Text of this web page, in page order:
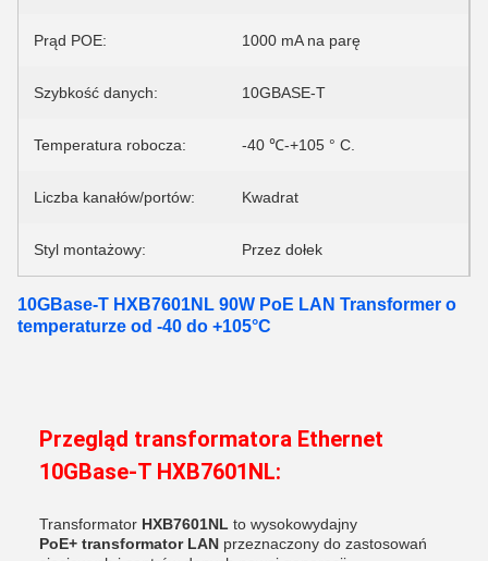
Prąd POE: 1000 mA na parę
Szybkość danych: 10GBASE-T
Temperatura robocza: -40 ℃-+105 ° C.
Liczba kanałów/portów: Kwadrat
Styl montażowy: Przez dołek
10GBase-T HXB7601NL 90W PoE LAN Transformer o
temperaturze od -40 do +105°C
Przegląd transformatora Ethernet
10GBase-T HXB7601NL:
Transformator HXB7601NL to wysokowydajny
PoE+ transformator LAN przeznaczony do zastosowań